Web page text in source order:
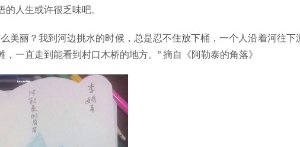
人生或许很乏味吧。
美丽？我到河边挑水的时候，总是忍不住放下桶，一个人沿着河往下
一直走到能看到村口木桥的地方。” 摘自《阿勒泰的角落》